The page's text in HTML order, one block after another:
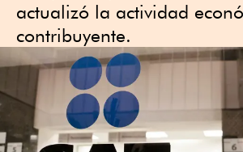
actualizó la actividad
contribuyente.